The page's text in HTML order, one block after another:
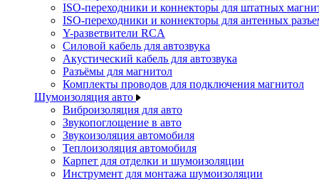
ISO-переходники и коннекторы для штатных
ISO-переходники и коннекторы для антенных
Y-разветвители RCA
Силовой кабель для автозвука
Акустический кабель для автозвука
Разъёмы для магнитол
Комплекты проводов для подключения магнитол
Шумоизоляция авто
Виброизоляция для авто
Звукопоглощение в авто
Звукоизоляция автомобиля
Теплоизоляция автомобиля
Карпет для отделки и шумоизоляции
Инструмент для монтажа шумоизоляции